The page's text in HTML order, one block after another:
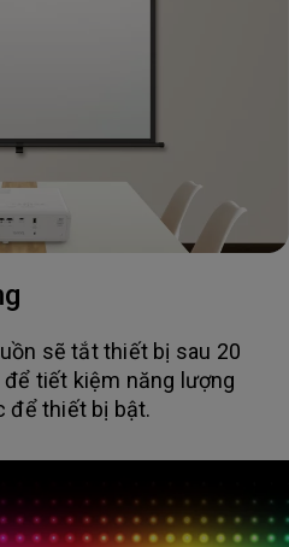
sẽ tắt thiết bị sau 20
tiết kiệm năng lượng
để thiết bị bật.